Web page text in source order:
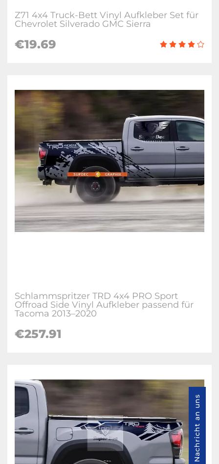
Z71 4x4 Truck-Bett Vinyl Aufkleber Set für
Chevrolet Silverado GMC Sierra
€19.69
Schlammspritzer TRD 4x4 PRO Sport
Offroad Side Vinyl Aufkleber passend für
Tacoma 2013–2020
€257.91
Nachricht an uns